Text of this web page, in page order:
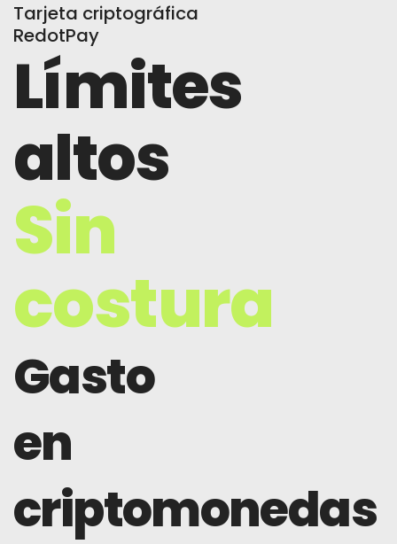
Tarjeta criptográfica
RedotPay
Límites
altos
Sin
costura
Gasto
en
criptomonedas